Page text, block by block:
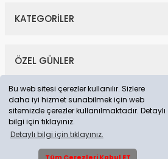
Bu web sitesi çerezler kullanılır. Sizlere
daha iyi hizmet sunabilmek için web
sitemizde çerezler kullanılmaktadır. Detaylı
bilgi için tıklayınız.
Detaylı bilgi için tıklayınız.
KATEGORİLER
ÖZEL GÜNLER
© Tüm Hakları Saklıdır. Kredi kartı
korunmaktadır.